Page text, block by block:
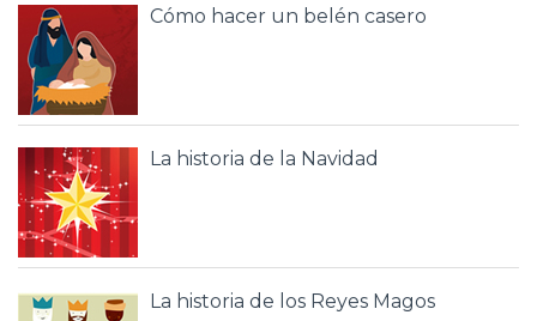
Cómo hacer un belén casero
La historia de la Navidad
La historia de los Reyes Magos